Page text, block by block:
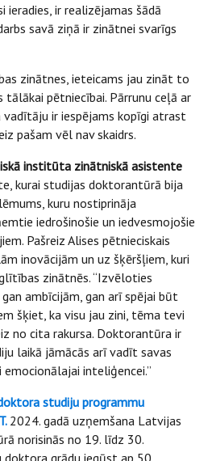
ieradies, ir realizējamas šādā
savā ziņā ir zinātnei svarīgs
zinātnes, ieteicams jau zināt to
tālākai pētniecībai. Pārrunu ceļā ar
ir iespējams kopīgi atrast
pašam vēl nav skaidrs.
institūta zinātniskā asistente
kurai studijas doktorantūrā bija
kuru nostiprināja
iedrošinošie un iedvesmojošie
Pašreiz Alises pētnieciskais
inovācijām un uz šķēršļiem, kuri
zinātnēs. “Izvēloties
ambīcijām, gan arī spējai būt
šķiet, ka visu jau zini, tēma tevi
no cita rakursa. Doktorantūra ir
laikā jāmācās arī vadīt savas
inteliģencei.”
studiju programmu
2024. gadā uzņemšana Latvijas
norisinās no 19. līdz 30.
doktora grādu iegūst ap 50